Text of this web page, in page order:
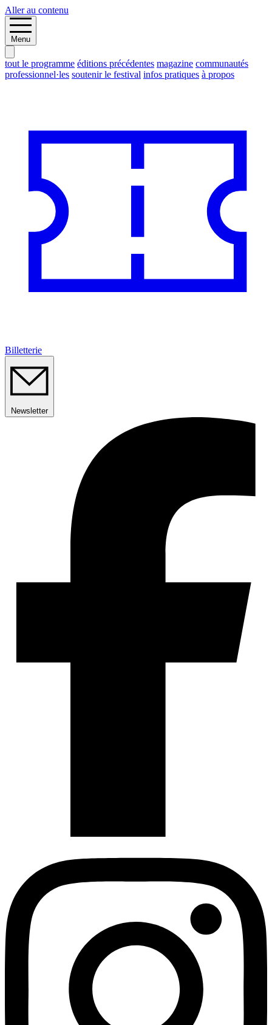
Aller au contenu
Menu
tout le programme éditions précédentes magazine communautés
professionnel·les soutenir le festival infos pratiques à propos
Billetterie
Newsletter